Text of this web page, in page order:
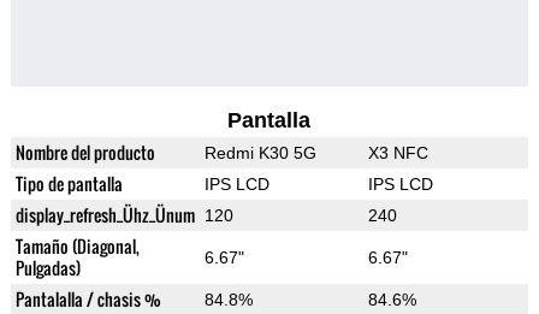
Pantalla
Nombre del producto Redmi K30 5G X3 NFC
Tipo de pantalla IPS LCD IPS LCD
display_refresh_Ühz_Ünum 120 240
Tamaño (Diagonal,
Pulgadas)
6.67" 6.67"
Pantalalla / chasis % 84.8% 84.6%